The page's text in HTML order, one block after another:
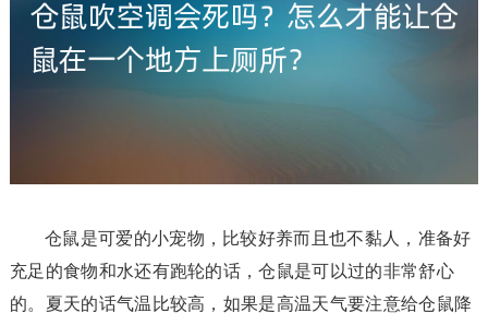
仓鼠是可爱的小宠物，比较好养而且也不黏人，准备好
充足的食物和水还有跑轮的话，仓鼠是可以过的非常舒心
的。夏天的话气温比较高，如果是高温天气要注意给仓鼠降